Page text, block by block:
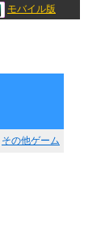
モバイル版
その他ゲーム